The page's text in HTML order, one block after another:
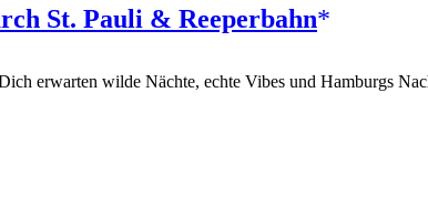
St. Pauli & Reeperbahn
erwarten wilde Nächte, echte Vibes und Hamburgs